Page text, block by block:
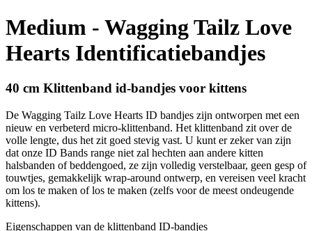
Medium - Wagging Tailz Love
Hearts Identificatiebandjes
40 cm Klittenband id-bandjes voor kittens
De Wagging Tailz Love Hearts ID bandjes zijn ontworpen met een
nieuw en verbeterd micro-klittenband. Het klittenband zit over de
volle lengte, dus het zit goed stevig vast. U kunt er zeker van zijn
dat onze ID Bands range niet zal hechten aan andere kitten
halsbanden of beddengoed, ze zijn volledig verstelbaar, geen gesp of
touwtjes, gemakkelijk wrap-around ontwerp, en vereisen veel kracht
om los te maken of los te maken (zelfs voor de meest ondeugende
kittens).
Eigenschappen van de klittenband ID-bandjes